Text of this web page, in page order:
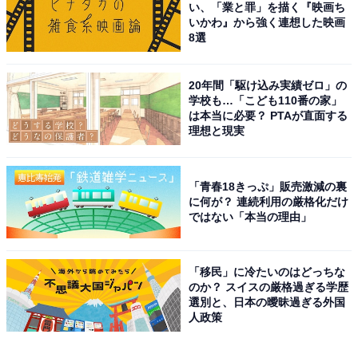
い、「業と罪」を描く『映画ち
いかわ』から強く連想した映画
8選
20年間「駆け込み実績ゼロ」の
学校も…「こども110番の家」
は本当に必要？ PTAが直面する
理想と現実
「青春18きっぷ」販売激減の裏
に何が？ 連続利用の厳格化だけ
ではない「本当の理由」
「移民」に冷たいのはどっちな
のか？ スイスの厳格過ぎる学歴
選別と、日本の曖昧過ぎる外国
人政策